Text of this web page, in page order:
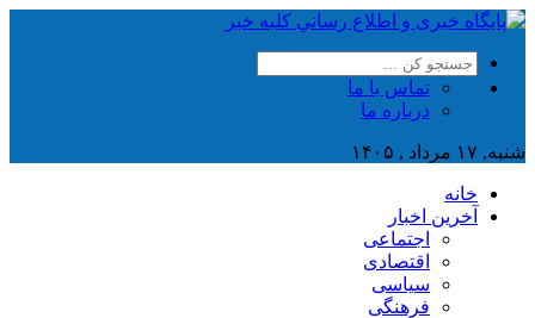
تماس با ما
درباره ما
شنبه, ۱۷ مرداد , ۱۴۰۵
خانه
آخرین اخبار
اجتماعی
اقتصادی
سیاسی
فرهنگی